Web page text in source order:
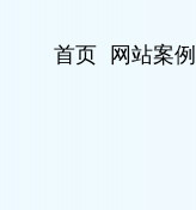
首页 网站案例